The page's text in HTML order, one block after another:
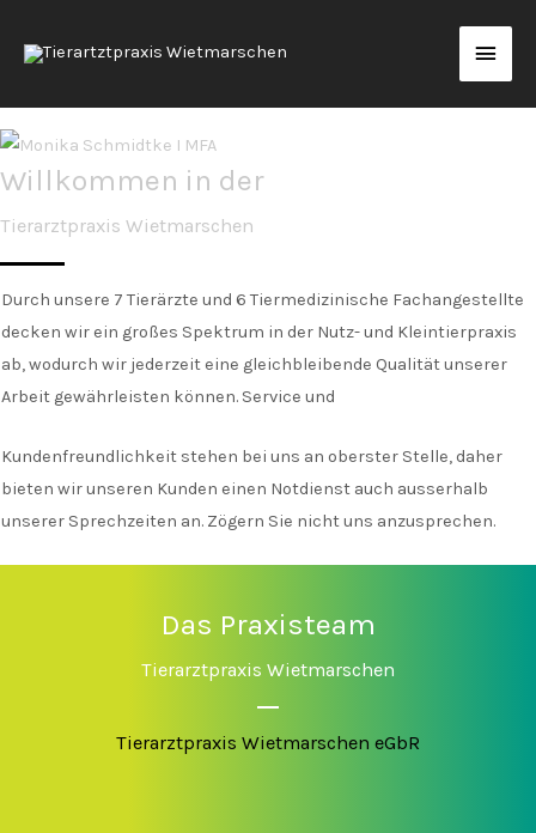
Willkommen in der
Tierarztpraxis Wietmarschen
Durch unsere 7 Tierärzte und 6 Tiermedizinische Fachangestellte
decken wir ein großes Spektrum in der Nutz- und Kleintierpraxis
ab, wodurch wir jederzeit eine gleichbleibende Qualität unserer
Arbeit gewährleisten können. Service und
Kundenfreundlichkeit stehen bei uns an oberster Stelle, daher
bieten wir unseren Kunden einen Notdienst auch ausserhalb
unserer Sprechzeiten an. Zögern Sie nicht uns anzusprechen.
Das Praxisteam
Tierarztpraxis Wietmarschen
Tierarztpraxis Wietmarschen eGbR